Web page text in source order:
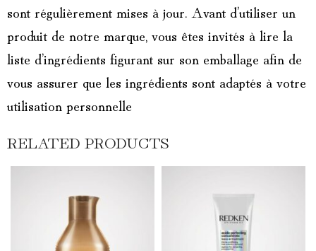
sont régulièrement mises à jour. Avant d’utiliser un
produit de notre marque, vous êtes invités à lire la
liste d’ingrédients figurant sur son emballage afin de
vous assurer que les ingrédients sont adaptés à votre
utilisation personnelle
RELATED PRODUCTS